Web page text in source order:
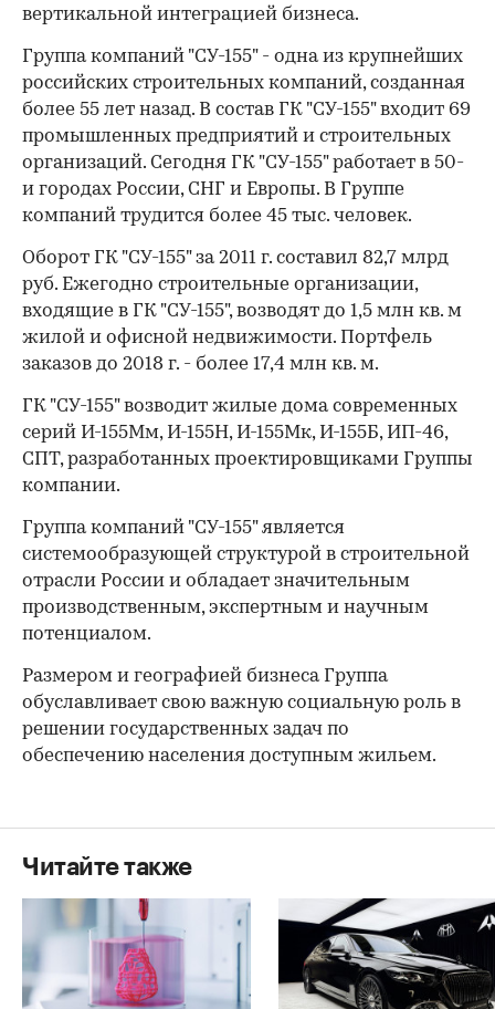
вертикальной интеграцией бизнеса.
Группа компаний "СУ-155" - одна из крупнейших
российских строительных компаний, созданная
более 55 лет назад. В состав ГК "СУ-155" входит 69
промышленных предприятий и строительных
организаций. Сегодня ГК "СУ-155" работает в 50-
и городах России, СНГ и Европы. В Группе
компаний трудится более 45 тыс. человек.
Оборот ГК "СУ-155" за 2011 г. составил 82,7 млрд
руб. Ежегодно строительные организации,
входящие в ГК "СУ-155", возводят до 1,5 млн кв. м
жилой и офисной недвижимости. Портфель
заказов до 2018 г. - более 17,4 млн кв. м.
ГК "СУ-155" возводит жилые дома современных
серий И-155Мм, И-155Н, И-155Мк, И-155Б, ИП-46,
СПТ, разработанных проектировщиками Группы
компании.
Группа компаний "СУ-155" является
системообразующей структурой в строительной
отрасли России и обладает значительным
производственным, экспертным и научным
потенциалом.
Размером и географией бизнеса Группа
обуславливает свою важную социальную роль в
решении государственных задач по
обеспечению населения доступным жильем.
Читайте также